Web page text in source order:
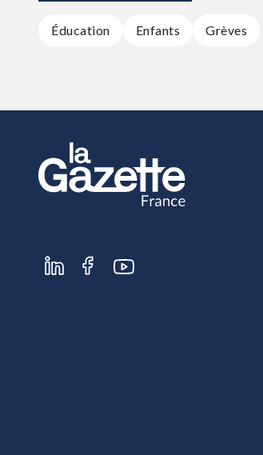
Éducation Enfants Grèves